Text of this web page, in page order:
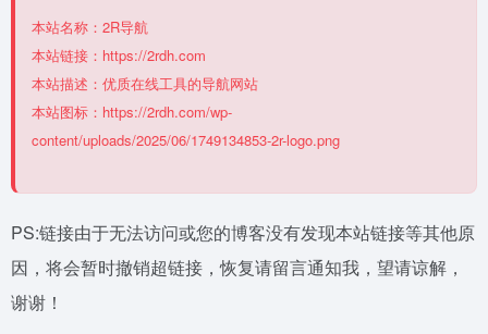
本站名称：2R导航
本站链接：https://2rdh.com
本站描述：优质在线工具的导航网站
本站图标：https://2rdh.com/wp-
content/uploads/2025/06/1749134853-2r-logo.png
PS:链接由于无法访问或您的博客没有发现本站链接等其他原
因，将会暂时撤销超链接，恢复请留言通知我，望请谅解，
谢谢！